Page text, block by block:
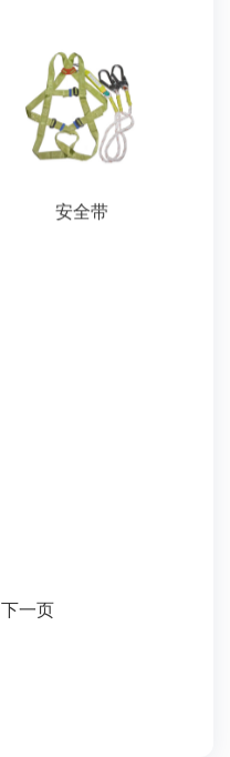
安全带
下一页